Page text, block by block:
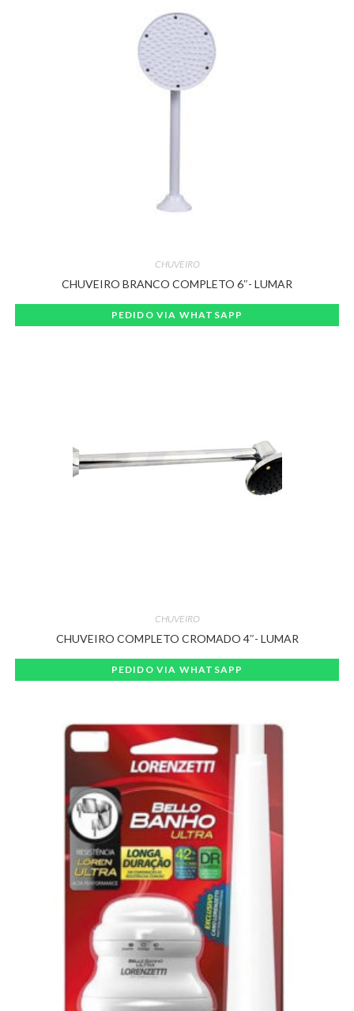
CHUVEIRO
CHUVEIRO BRANCO COMPLETO 6″- LUMAR
PEDIDO VIA WHATSAPP
CHUVEIRO
CHUVEIRO COMPLETO CROMADO 4″- LUMAR
PEDIDO VIA WHATSAPP